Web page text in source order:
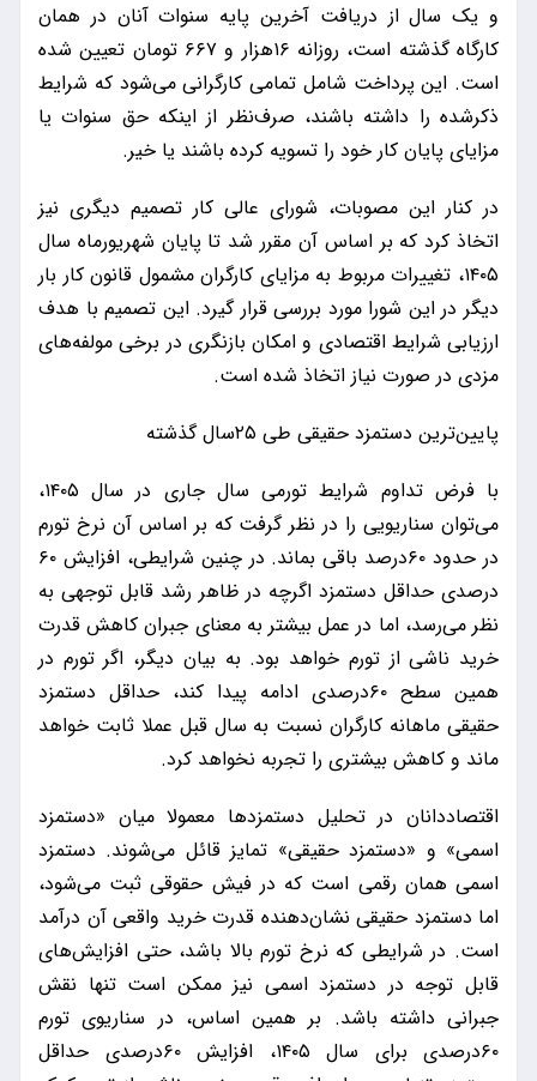
و یک سال از دریافت آخرین پایه سنوات آنان در همان
کارگاه گذشته است، روزانه ۱۶هزار و ۶۶۷ تومان تعیین شده
است. این پرداخت شامل تمامی کارگرانی می‌شود که شرایط
ذکرشده را داشته باشند، صرف‌نظر از اینکه حق سنوات یا
مزایای پایان کار خود را تسویه کرده باشند یا خیر.
در کنار این مصوبات، شورای عالی کار تصمیم دیگری نیز
اتخاذ کرد که بر اساس آن مقرر شد تا پایان شهریورماه سال
۱۴۰۵، تغییرات مربوط به مزایای کارگران مشمول قانون کار بار
دیگر در این شورا مورد بررسی قرار گیرد. این تصمیم با هدف
ارزیابی شرایط اقتصادی و امکان بازنگری در برخی مولفه‌های
مزدی در صورت نیاز اتخاذ شده است.
پایین‌ترین دستمزد حقیقی طی ۲۵سال گذشته
با فرض تداوم شرایط تورمی سال جاری در سال ۱۴۰۵،
می‌توان سناریویی را در نظر گرفت که بر اساس آن نرخ تورم
در حدود ۶۰درصد باقی بماند. در چنین شرایطی، افزایش ۶۰
درصدی حداقل دستمزد اگرچه در ظاهر رشد قابل توجهی به
نظر می‌رسد، اما در عمل بیشتر به معنای جبران کاهش قدرت
خرید ناشی از تورم خواهد بود. به بیان دیگر، اگر تورم در
همین سطح ۶۰درصدی ادامه پیدا کند، حداقل دستمزد
حقیقی ماهانه کارگران نسبت به سال قبل عملا ثابت خواهد
ماند و کاهش بیشتری را تجربه نخواهد کرد.
اقتصاددانان در تحلیل دستمزدها معمولا میان «دستمزد
اسمی» و «دستمزد حقیقی» تمایز قائل می‌شوند. دستمزد
اسمی همان رقمی است که در فیش حقوقی ثبت می‌شود،
اما دستمزد حقیقی نشان‌دهنده قدرت خرید واقعی آن درآمد
است. در شرایطی که نرخ تورم بالا باشد، حتی افزایش‌های
قابل توجه در دستمزد اسمی نیز ممکن است تنها نقش
جبرانی داشته باشد. بر همین اساس، در سناریوی تورم
۶۰درصدی برای سال ۱۴۰۵، افزایش ۶۰درصدی حداقل